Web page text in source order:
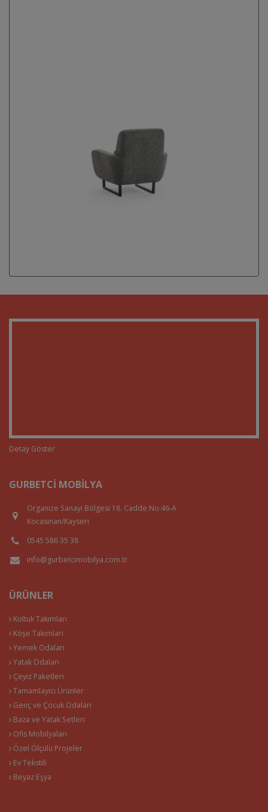
Detay Göster
GURBETCI MOBILYA
Organize Sanayi Bölgesi 18. Cadde No:46-A
Kocasinan/Kayseri
0545 586 35 38
info@gurbetcimobilya.com.tr
ÜRÜNLER
Koltuk Takımları
Köşe Takımları
Yemek Odaları
Yatak Odaları
Çeyiz Paketleri
Tamamlayıcı Ürünler
Genç ve Çocuk Odaları
Baza ve Yatak Setleri
Ofis Mobilyaları
Özel Ölçülü Projeler
Ev Tekstili
Beyaz Eşya